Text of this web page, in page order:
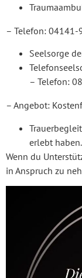
– Telefon: 04141-
Seelsorge
– Telefon:
– Angebot:
erlebt
Wenn du
in Anspruch zu